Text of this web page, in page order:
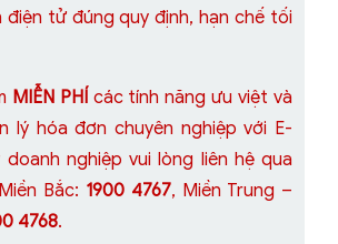
điện tử đúng quy định, hạn chế tối
MIỄN PHÍcác tính năng ưu việt và
lý hóa đơn chuyên nghiệp với E-
doanh nghiệp vui lòng liên hệ qua
Bắc: 1900 4767, Miền Trung –
4768.